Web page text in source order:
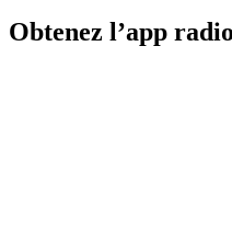
Obtenez l’app